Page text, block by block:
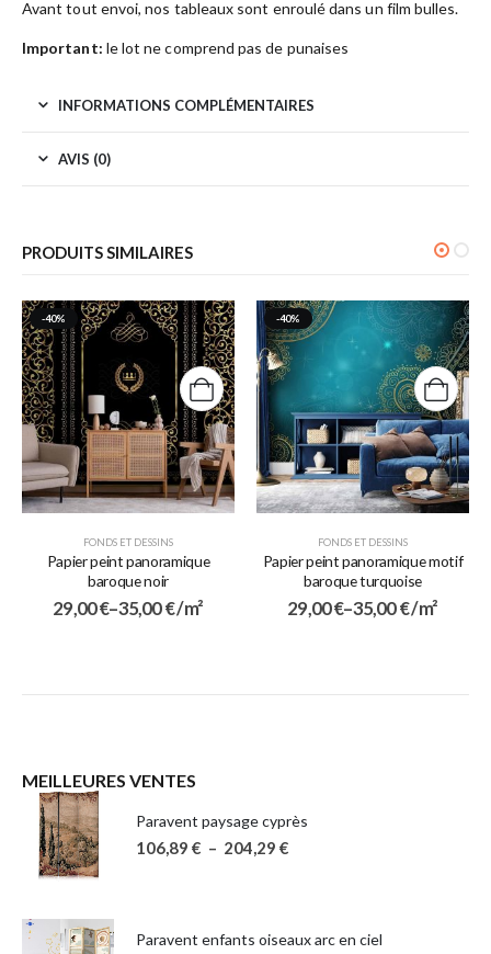
Avant tout envoi, nos tableaux sont enroulé dans un film bulles.
Important: le lot ne comprend pas de punaises
INFORMATIONS COMPLÉMENTAIRES
AVIS (0)
PRODUITS SIMILAIRES
-40%
FONDS ET DESSINS
Papier peint panoramique
baroque noir
29,00€–35,00€/ m²
-40%
FONDS ET DESSINS
Papier peint panoramique motif
baroque turquoise
29,00€–35,00€/ m²
MEILLEURES VENTES
Paravent paysage cyprès
106,89 € – 204,29 €
Paravent enfants oiseaux arc en ciel